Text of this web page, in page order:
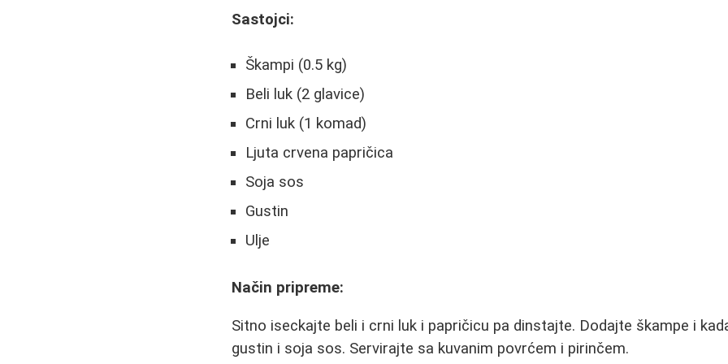
Sastojci:
Škampi (0.5 kg)
Beli luk (2 glavice)
Crni luk (1 komad)
Ljuta crvena papričica
Soja sos
Gustin
Ulje
Način pripreme:
Sitno iseckajte beli i crni luk i papričicu pa dinstajte. Dodajte škampe i
gustin i soja sos. Servirajte sa kuvanim povrćem i pirinčem.